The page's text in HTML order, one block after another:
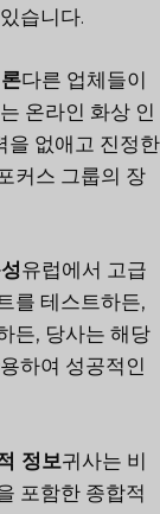
습니다.
다른 업체들이
온라인 화상 인
을 없애고 진정한
커스 그룹의 장
유럽에서 고급
를 테스트하든,
든, 당사는 해당
하여 성공적인
정보귀사는 비
포함한 종합적